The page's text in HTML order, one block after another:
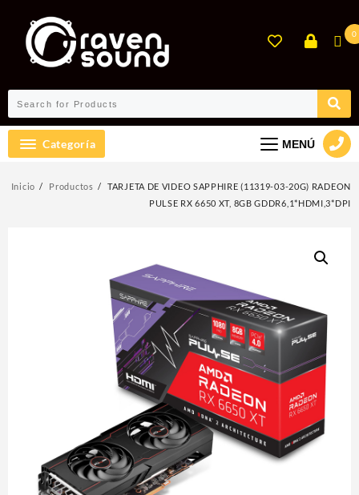
contenido
0
Categoría MENÚ
Inicio Productos
TARJETA DE VIDEO SAPPHIRE (11319-03-20G) RADEON
PULSE RX 6650 XT, 8GB GDDR6,1*HDMI,3*DPI